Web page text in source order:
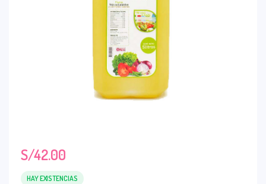
S/42.00
HAY EXISTENCIAS